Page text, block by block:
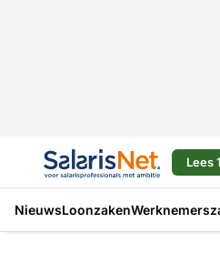
Lees
NieuwsLoonzaken